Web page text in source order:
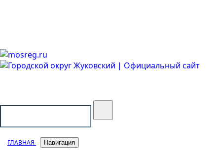
ГЛАВНАЯ Навигация